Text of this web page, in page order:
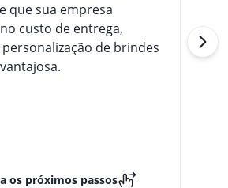
que sua empresa
custo de entrega,
de brindes
os próximos passos